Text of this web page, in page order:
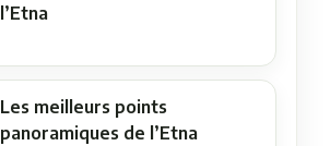
l’Etna
Les meilleurs points
panoramiques de l’Etna